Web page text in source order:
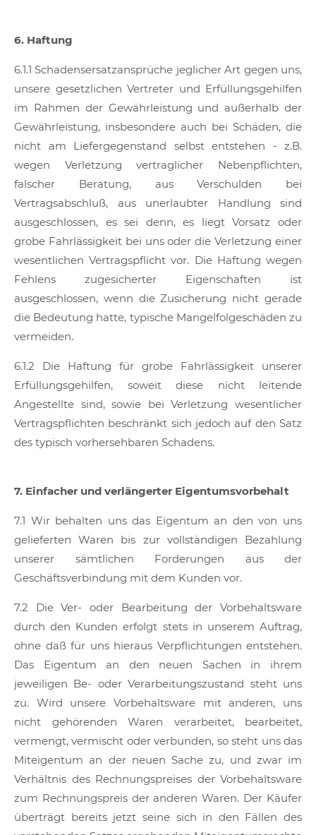
6. Haftung
6.1.1 Schadensersatzansprüche jeglicher Art gegen uns,
unsere gesetzlichen Vertreter und Erfüllungsgehilfen
im Rahmen der Gewährleistung und außerhalb der
Gewährleistung, insbesondere auch bei Schäden, die
nicht am Liefergegenstand selbst entstehen - z.B.
wegen Verletzung vertraglicher Nebenpflichten,
falscher Beratung, aus Verschulden bei
Vertragsabschluß, aus unerlaubter Handlung sind
ausgeschlossen, es sei denn, es liegt Vorsatz oder
grobe Fahrlässigkeit bei uns oder die Verletzung einer
wesentlichen Vertragspflicht vor. Die Haftung wegen
Fehlens zugesicherter Eigenschaften ist
ausgeschlossen, wenn die Zusicherung nicht gerade
die Bedeutung hatte, typische Mangelfolgeschäden zu
vermeiden.
6.1.2 Die Haftung für grobe Fahrlässigkeit unserer
Erfüllungsgehilfen, soweit diese nicht leitende
Angestellte sind, sowie bei Verletzung wesentlicher
Vertragspflichten beschränkt sich jedoch auf den Satz
des typisch vorhersehbaren Schadens.
7. Einfacher und verlängerter Eigentumsvorbehalt
7.1 Wir behalten uns das Eigentum an den von uns
gelieferten Waren bis zur vollständigen Bezahlung
unserer sämtlichen Forderungen aus der
Geschäftsverbindung mit dem Kunden vor.
7.2 Die Ver- oder Bearbeitung der Vorbehaltsware
durch den Kunden erfolgt stets in unserem Auftrag,
ohne daß für uns hieraus Verpflichtungen entstehen.
Das Eigentum an den neuen Sachen in ihrem
jeweiligen Be- oder Verarbeitungszustand steht uns
zu. Wird unsere Vorbehaltsware mit anderen, uns
nicht gehörenden Waren verarbeitet, bearbeitet,
vermengt, vermischt oder verbunden, so steht uns das
Miteigentum an der neuen Sache zu, und zwar im
Verhältnis des Rechnungspreises der Vorbehaltsware
zum Rechnungspreis der anderen Waren. Der Käufer
überträgt bereits jetzt seine sich in den Fällen des